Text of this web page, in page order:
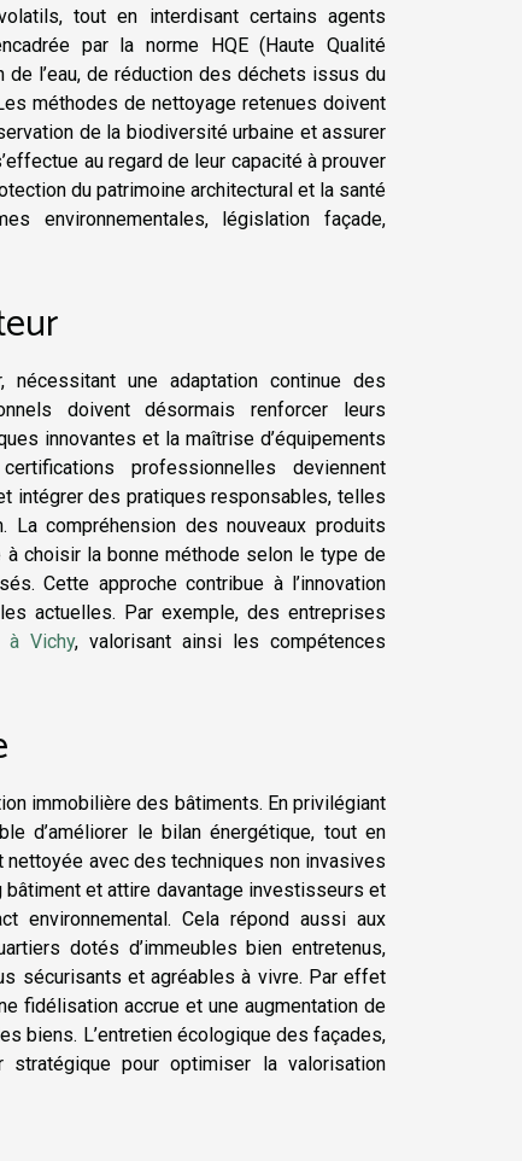
tout en interdisant certains agents
par la norme HQE (Haute Qualité
l’eau, de réduction des déchets issus du
méthodes de nettoyage retenues doivent
de la biodiversité urbaine et assurer
au regard de leur capacité à prouver
du patrimoine architectural et la santé
environnementales, législation façade,
nécessitant une adaptation continue des
doivent désormais renforcer leurs
innovantes et la maîtrise d’équipements
professionnelles deviennent
intégrer des pratiques responsables, telles
compréhension des nouveaux produits
choisir la bonne méthode selon le type de
Cette approche contribue à l’innovation
actuelles. Par exemple, des entreprises
à Vichy, valorisant ainsi les compétences
immobilière des bâtiments. En privilégiant
d’améliorer le bilan énergétique, tout en
nettoyée avec des techniques non invasives
et attire davantage investisseurs et
environnemental. Cela répond aussi aux
dotés d’immeubles bien entretenus,
sécurisants et agréables à vivre. Par effet
fidélisation accrue et une augmentation de
biens. L’entretien écologique des façades,
stratégique pour optimiser la valorisation